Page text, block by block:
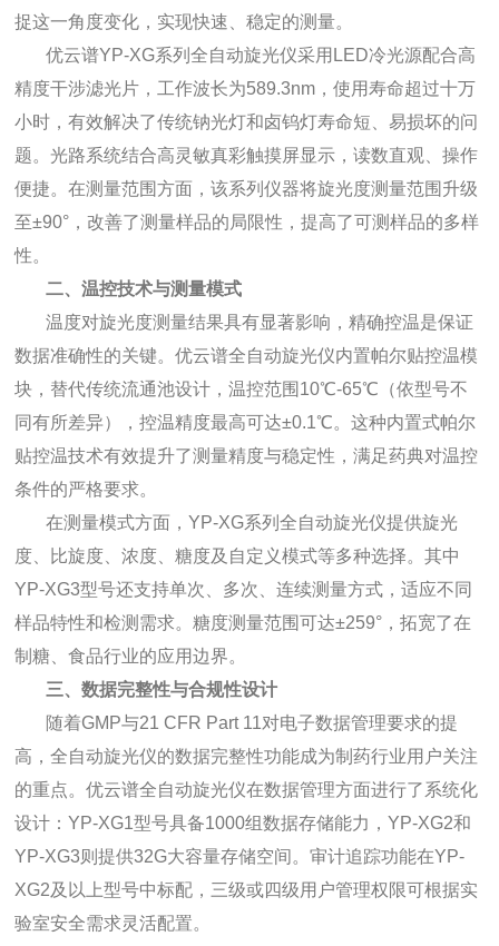
捉这一角度变化，实现快速、稳定的测量。
优云谱YP-XG系列全自动旋光仪采用LED冷光源配合高
精度干涉滤光片，工作波长为589.3nm，使用寿命超过十万
小时，有效解决了传统钠光灯和卤钨灯寿命短、易损坏的问
题。光路系统结合高灵敏真彩触摸屏显示，读数直观、操作
便捷。在测量范围方面，该系列仪器将旋光度测量范围升级
至±90°，改善了测量样品的局限性，提高了可测样品的多样
性。
二、温控技术与测量模式
温度对旋光度测量结果具有显著影响，精确控温是保证
数据准确性的关键。优云谱全自动旋光仪内置帕尔贴控温模
块，替代传统流通池设计，温控范围10℃-65℃（依型号不
同有所差异），控温精度最高可达±0.1℃。这种内置式帕尔
贴控温技术有效提升了测量精度与稳定性，满足药典对温控
条件的严格要求。
在测量模式方面，YP-XG系列全自动旋光仪提供旋光
度、比旋度、浓度、糖度及自定义模式等多种选择。其中
YP-XG3型号还支持单次、多次、连续测量方式，适应不同
样品特性和检测需求。糖度测量范围可达±259°，拓宽了在
制糖、食品行业的应用边界。
三、数据完整性与合规性设计
随着GMP与21 CFR Part 11对电子数据管理要求的提
高，全自动旋光仪的数据完整性功能成为制药行业用户关注
的重点。优云谱全自动旋光仪在数据管理方面进行了系统化
设计：YP-XG1型号具备1000组数据存储能力，YP-XG2和
YP-XG3则提供32G大容量存储空间。审计追踪功能在YP-
XG2及以上型号中标配，三级或四级用户管理权限可根据实
验室安全需求灵活配置。